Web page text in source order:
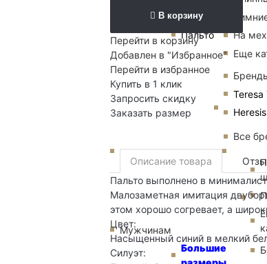
Мужчинам
Пальто
На
Еще
Teresa
Heresis
Все
Большие
В корзину
Перейти в корзину
Добавлен в "Избранное"
Перейти в избранное
Купить в 1 клик
Запросить скидку
Заказать размер
Описание товара
Пальто выполнено в
Малозаметная имитация
этом хорошо согревает, а
Цвет:
Насыщенный синий в мелкий
Силуэт: